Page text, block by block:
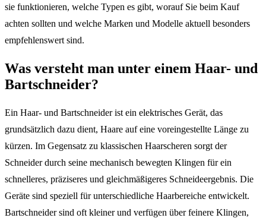
sie funktionieren, welche Typen es gibt, worauf Sie beim Kauf
achten sollten und welche Marken und Modelle aktuell besonders
empfehlenswert sind.
Was versteht man unter einem Haar- und
Bartschneider?
Ein Haar- und Bartschneider ist ein elektrisches Gerät, das
grundsätzlich dazu dient, Haare auf eine voreingestellte Länge zu
kürzen. Im Gegensatz zu klassischen Haarscheren sorgt der
Schneider durch seine mechanisch bewegten Klingen für ein
schnelleres, präziseres und gleichmäßigeres Schneideergebnis. Die
Geräte sind speziell für unterschiedliche Haarbereiche entwickelt.
Bartschneider sind oft kleiner und verfügen über feinere Klingen,